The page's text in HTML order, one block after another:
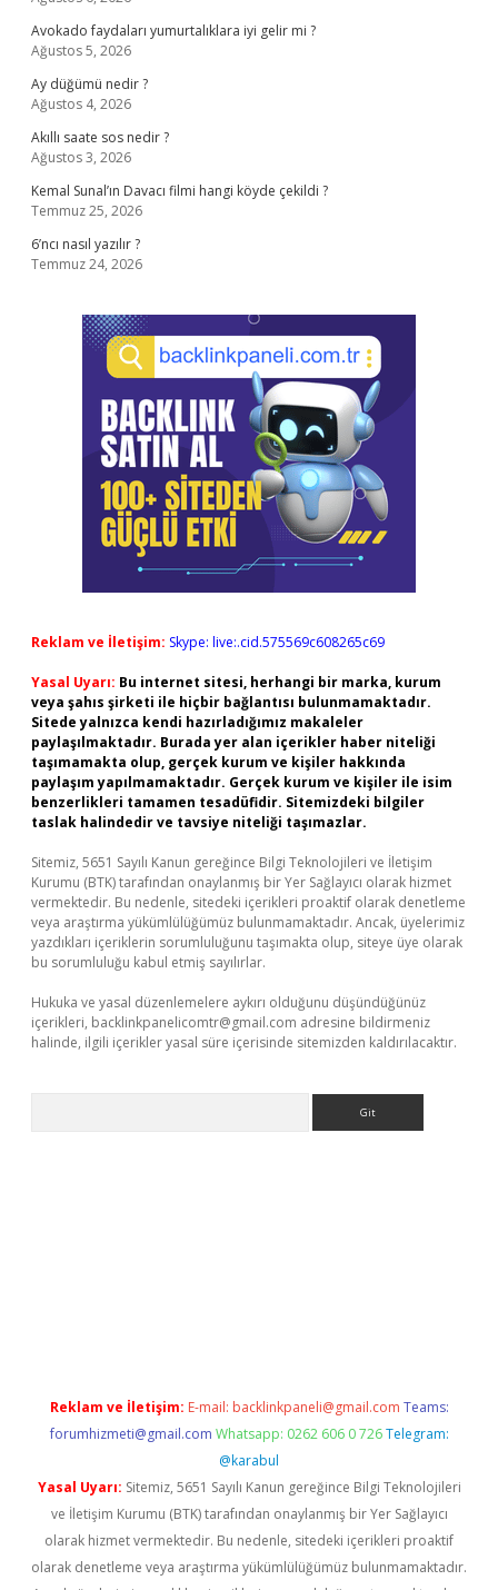
Avokado faydaları yumurtalıklara iyi gelir mi ?
Ağustos 5, 2026
Ay düğümü nedir ?
Ağustos 4, 2026
Akıllı saate sos nedir ?
Ağustos 3, 2026
Kemal Sunal’ın Davacı filmi hangi köyde çekildi ?
Temmuz 25, 2026
6’ncı nasıl yazılır ?
Temmuz 24, 2026
Reklam ve İletişim: Skype: live:.cid.575569c608265c69
Yasal Uyarı: Bu internet sitesi, herhangi bir marka, kurum
veya şahıs şirketi ile hiçbir bağlantısı bulunmamaktadır.
Sitede yalnızca kendi hazırladığımız makaleler
paylaşılmaktadır. Burada yer alan içerikler haber niteliği
taşımamakta olup, gerçek kurum ve kişiler hakkında
paylaşım yapılmamaktadır. Gerçek kurum ve kişiler ile isim
benzerlikleri tamamen tesadüfidir. Sitemizdeki bilgiler
taslak halindedir ve tavsiye niteliği taşımazlar.
Sitemiz, 5651 Sayılı Kanun gereğince Bilgi Teknolojileri ve İletişim
Kurumu (BTK) tarafından onaylanmış bir Yer Sağlayıcı olarak hizmet
vermektedir. Bu nedenle, sitedeki içerikleri proaktif olarak denetleme
veya araştırma yükümlülüğümüz bulunmamaktadır. Ancak, üyelerimiz
yazdıkları içeriklerin sorumluluğunu taşımakta olup, siteye üye olarak
bu sorumluluğu kabul etmiş sayılırlar.
Hukuka ve yasal düzenlemelere aykırı olduğunu düşündüğünüz
içerikleri, backlinkpanelicomtr@gmail.com adresine bildirmeniz
halinde, ilgili içerikler yasal süre içerisinde sitemizden kaldırılacaktır.
Reklam ve İletişim: E-mail: backlinkpaneli@gmail.com Teams:
forumhizmeti@gmail.com Whatsapp: 0262 606 0 726 Telegram:
@karabul
Yasal Uyarı: Sitemiz, 5651 Sayılı Kanun gereğince Bilgi Teknolojileri
ve İletişim Kurumu (BTK) tarafından onaylanmış bir Yer Sağlayıcı
olarak hizmet vermektedir. Bu nedenle, sitedeki içerikleri proaktif
olarak denetleme veya araştırma yükümlülüğümüz bulunmamaktadır.